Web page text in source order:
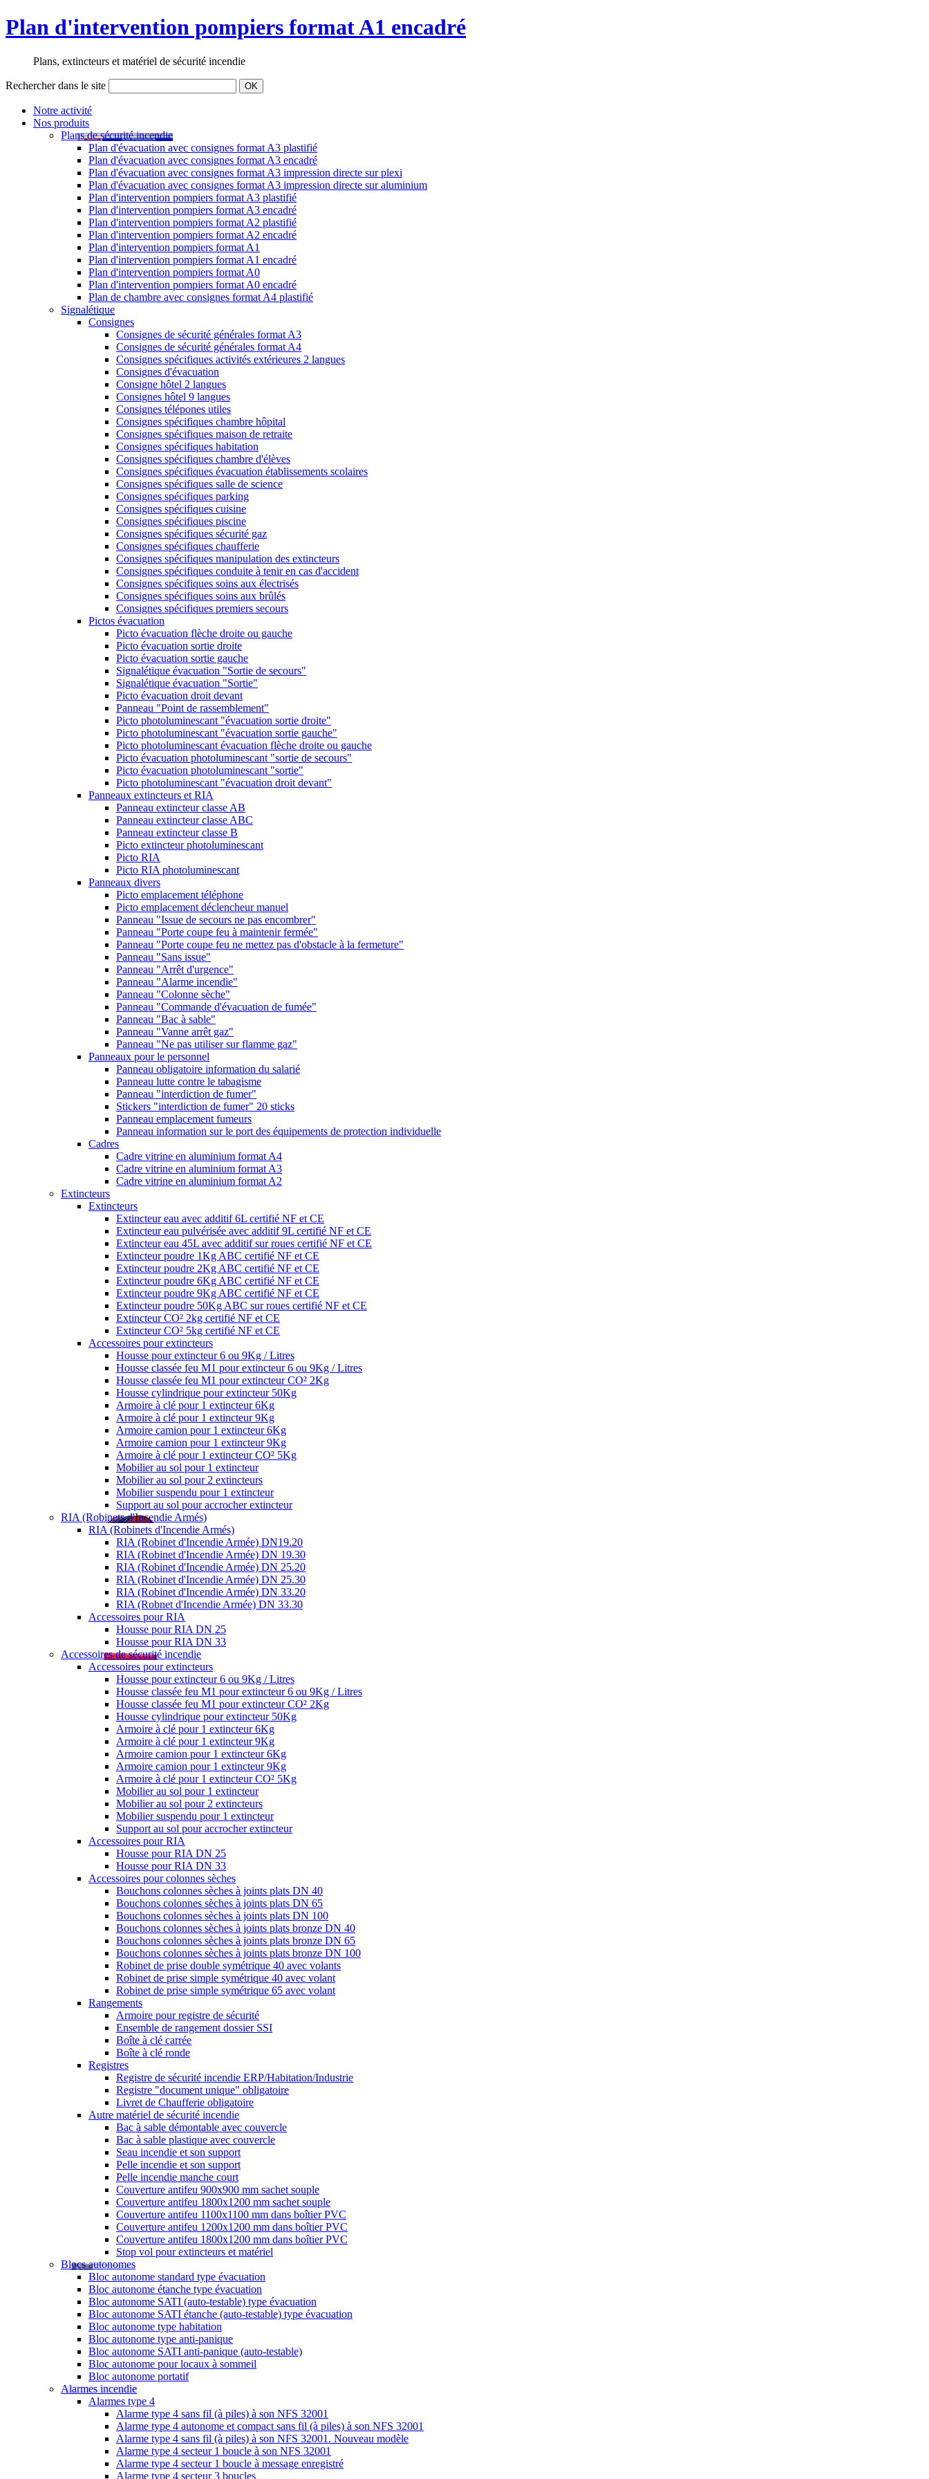
Plan d'intervention pompiers format A1 encadré
Plans, extincteurs et matériel de sécurité incendie
Rechercher dans le site OK
Notre activité
Nos produits
Plans de sécurité incendie
Plan d'évacuation avec consignes format A3 plastifié
Plan d'évacuation avec consignes format A3 encadré
Plan d'évacuation avec consignes format A3 impression directe sur plexi
Plan d'évacuation avec consignes format A3 impression directe sur aluminium
Plan d'intervention pompiers format A3 plastifié
Plan d'intervention pompiers format A3 encadré
Plan d'intervention pompiers format A2 plastifié
Plan d'intervention pompiers format A2 encadré
Plan d'intervention pompiers format A1
Plan d'intervention pompiers format A1 encadré
Plan d'intervention pompiers format A0
Plan d'intervention pompiers format A0 encadré
Plan de chambre avec consignes format A4 plastifié
Signalétique
Consignes
Consignes de sécurité générales format A3
Consignes de sécurité générales format A4
Consignes spécifiques activités extérieures 2 langues
Consignes d'évacuation
Consigne hôtel 2 langues
Consignes hôtel 9 langues
Consignes télépones utiles
Consignes spécifiques chambre hôpital
Consignes spécifiques maison de retraite
Consignes spécifiques habitation
Consignes spécifiques chambre d'élèves
Consignes spécifiques évacuation établissements scolaires
Consignes spécifiques salle de science
Consignes spécifiques parking
Consignes spécifiques cuisine
Consignes spécifiques piscine
Consignes spécifiques sécurité gaz
Consignes spécifiques chaufferie
Consignes spécifiques manipulation des extincteurs
Consignes spécifiques conduite à tenir en cas d'accident
Consignes spécifiques soins aux électrisés
Consignes spécifiques soins aux brûlés
Consignes spécifiques premiers secours
Pictos évacuation
Picto évacuation flèche droite ou gauche
Picto évacuation sortie droite
Picto évacuation sortie gauche
Signalétique évacuation "Sortie de secours"
Signalétique évacuation "Sortie"
Picto évacuation droit devant
Panneau "Point de rassemblement"
Picto photoluminescant "évacuation sortie droite"
Picto photoluminescant "évacuation sortie gauche"
Picto photoluminescant évacuation flèche droite ou gauche
Picto évacuation photoluminescant "sortie de secours"
Picto évacuation photoluminescant "sortie"
Picto photoluminescant "évacuation droit devant"
Panneaux extincteurs et RIA
Panneau extincteur classe AB
Panneau extincteur classe ABC
Panneau extincteur classe B
Picto extincteur photoluminescant
Picto RIA
Picto RIA photoluminescant
Panneaux divers
Picto emplacement téléphone
Picto emplacement déclencheur manuel
Panneau "Issue de secours ne pas encombrer"
Panneau "Porte coupe feu à maintenir fermée"
Panneau "Porte coupe feu ne mettez pas d'obstacle à la fermeture"
Panneau "Sans issue"
Panneau "Arrêt d'urgence"
Panneau "Alarme incendie"
Panneau "Colonne sèche"
Panneau "Commande d'évacuation de fumée"
Panneau "Bac à sable"
Panneau "Vanne arrêt gaz"
Panneau "Ne pas utiliser sur flamme gaz"
Panneaux pour le personnel
Panneau obligatoire information du salarié
Panneau lutte contre le tabagisme
Panneau "interdiction de fumer"
Stickers "interdiction de fumer" 20 sticks
Panneau emplacement fumeurs
Panneau information sur le port des équipements de protection individuelle
Cadres
Cadre vitrine en aluminium format A4
Cadre vitrine en aluminium format A3
Cadre vitrine en aluminium format A2
Extincteurs
Extincteurs
Extincteur eau avec additif 6L certifié NF et CE
Extincteur eau pulvérisée avec additif 9L certifié NF et CE
Extincteur eau 45L avec additif sur roues certifié NF et CE
Extincteur poudre 1Kg ABC certifié NF et CE
Extincteur poudre 2Kg ABC certifié NF et CE
Extincteur poudre 6Kg ABC certifié NF et CE
Extincteur poudre 9Kg ABC certifié NF et CE
Extincteur poudre 50Kg ABC sur roues certifié NF et CE
Extincteur CO² 2kg certifié NF et CE
Extincteur CO² 5kg certifié NF et CE
Accessoires pour extincteurs
Housse pour extincteur 6 ou 9Kg / Litres
Housse classée feu M1 pour extincteur 6 ou 9Kg / Litres
Housse classée feu M1 pour extincteur CO² 2Kg
Housse cylindrique pour extincteur 50Kg
Armoire à clé pour 1 extincteur 6Kg
Armoire à clé pour 1 extincteur 9Kg
Armoire camion pour 1 extincteur 6Kg
Armoire camion pour 1 extincteur 9Kg
Armoire à clé pour 1 extincteur CO² 5Kg
Mobilier au sol pour 1 extincteur
Mobilier au sol pour 2 extincteurs
Mobilier suspendu pour 1 extincteur
Support au sol pour accrocher extincteur
RIA (Robinets d'Incendie Armés)
RIA (Robinets d'Incendie Armés)
RIA (Robinet d'Incendie Armée) DN19.20
RIA (Robinet d'Incendie Armée) DN 19.30
RIA (Robinet d'Incendie Armée) DN 25.20
RIA (Robinet d'Incendie Armée) DN 25.30
RIA (Robinet d'Incendie Armée) DN 33.20
RIA (Robnet d'Incendie Armée) DN 33.30
Accessoires pour RIA
Housse pour RIA DN 25
Housse pour RIA DN 33
Accessoires de sécurité incendie
Accessoires pour extincteurs
Housse pour extincteur 6 ou 9Kg / Litres
Housse classée feu M1 pour extincteur 6 ou 9Kg / Litres
Housse classée feu M1 pour extincteur CO² 2Kg
Housse cylindrique pour extincteur 50Kg
Armoire à clé pour 1 extincteur 6Kg
Armoire à clé pour 1 extincteur 9Kg
Armoire camion pour 1 extincteur 6Kg
Armoire camion pour 1 extincteur 9Kg
Armoire à clé pour 1 extincteur CO² 5Kg
Mobilier au sol pour 1 extincteur
Mobilier au sol pour 2 extincteurs
Mobilier suspendu pour 1 extincteur
Support au sol pour accrocher extincteur
Accessoires pour RIA
Housse pour RIA DN 25
Housse pour RIA DN 33
Accessoires pour colonnes sèches
Bouchons colonnes sèches à joints plats DN 40
Bouchons colonnes sèches à joints plats DN 65
Bouchons colonnes sèches à joints plats DN 100
Bouchons colonnes sèches à joints plats bronze DN 40
Bouchons colonnes sèches à joints plats bronze DN 65
Bouchons colonnes sèches à joints plats bronze DN 100
Robinet de prise double symétrique 40 avec volants
Robinet de prise simple symétrique 40 avec volant
Robinet de prise simple symétrique 65 avec volant
Rangements
Armoire pour registre de sécurité
Ensemble de rangement dossier SSI
Boîte à clé carrée
Boîte à clé ronde
Registres
Registre de sécurité incendie ERP/Habitation/Industrie
Registre "document unique" obligatoire
Livret de Chaufferie obligatoire
Autre matériel de sécurité incendie
Bac à sable démontable avec couvercle
Bac à sable plastique avec couvercle
Seau incendie et son support
Pelle incendie et son support
Pelle incendie manche court
Couverture antifeu 900x900 mm sachet souple
Couverture antifeu 1800x1200 mm sachet souple
Couverture antifeu 1100x1100 mm dans boîtier PVC
Couverture antifeu 1200x1200 mm dans boîtier PVC
Couverture antifeu 1800x1200 mm dans boîtier PVC
Stop vol pour extincteurs et matériel
Blocs autonomes
Bloc autonome standard type évacuation
Bloc autonome étanche type évacuation
Bloc autonome SATI (auto-testable) type évacuation
Bloc autonome SATI étanche (auto-testable) type évacuation
Bloc autonome type habitation
Bloc autonome type anti-panique
Bloc autonome SATI anti-panique (auto-testable)
Bloc autonome pour locaux à sommeil
Bloc autonome portatif
Alarmes incendie
Alarmes type 4
Alarme type 4 sans fil (à piles) à son NFS 32001
Alarme type 4 autonome et compact sans fil (à piles) à son NFS 32001
Alarme type 4 sans fil (à piles) à son NFS 32001. Nouveau modèle
Alarme type 4 secteur 1 boucle à son NFS 32001
Alarme type 4 secteur 1 boucle à message enregistré
Alarme type 4 secteur 3 boucles